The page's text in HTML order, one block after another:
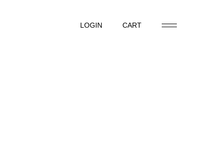
LOGIN
CART